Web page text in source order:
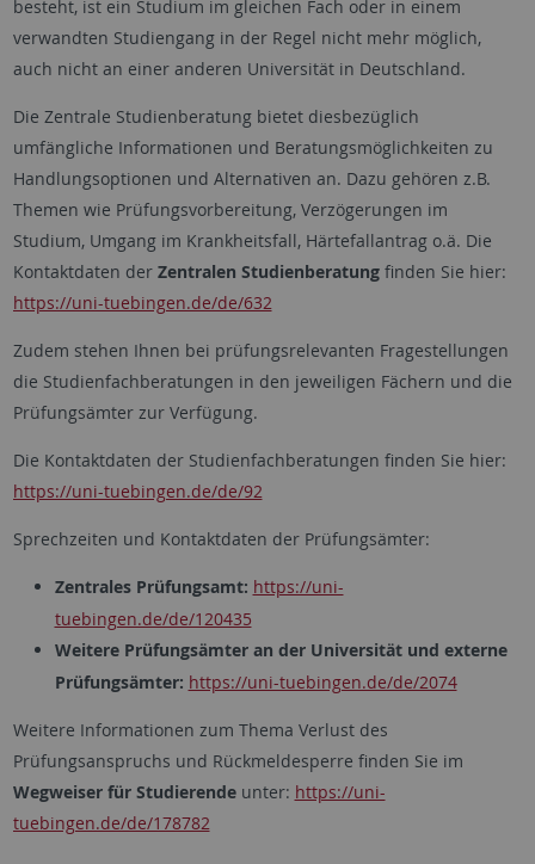
besteht, ist ein Studium im gleichen Fach oder in einem
verwandten Studiengang in der Regel nicht mehr möglich,
auch nicht an einer anderen Universität in Deutschland.
Die Zentrale Studienberatung bietet diesbezüglich
umfängliche Informationen und Beratungsmöglichkeiten zu
Handlungsoptionen und Alternativen an. Dazu gehören z.B.
Themen wie Prüfungsvorbereitung, Verzögerungen im
Studium, Umgang im Krankheitsfall, Härtefallantrag o.ä. Die
Kontaktdaten der Zentralen Studienberatungfinden Sie hier:
https://uni-tuebingen.de/de/632
Zudem stehen Ihnen bei prüfungsrelevanten Fragestellungen
die Studienfachberatungen in den jeweiligen Fächern und die
Prüfungsämter zur Verfügung.
Die Kontaktdaten der Studienfachberatungen finden Sie hier:
https://uni-tuebingen.de/de/92
Sprechzeiten und Kontaktdaten der Prüfungsämter:
Zentrales Prüfungsamt: https://uni-
tuebingen.de/de/120435
Weitere Prüfungsämter an der Universität und externe
Prüfungsämter: https://uni-tuebingen.de/de/2074
Weitere Informationen zum Thema Verlust des
Prüfungsanspruchs und Rückmeldesperre finden Sie im
Wegweiser für Studierendeunter: https://uni-
tuebingen.de/de/178782